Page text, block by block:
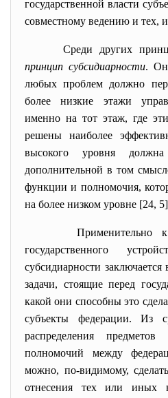
государственной власти
совместному ведению и тех,
Среди других
принцип субсидиарности. Он
любых проблем должно
более низкие этажи
именно на тот этаж, где
решены наиболее
высокого уровня
дополнительной в том
функции и полномочия,
на более низком уровне [24,
Применительно
государственного
субсидиарности
задачи, стоящие перед
какой они способны это
субъекты федерации. Из
распределения
полномочий между
можно, по-видимому,
отнесения тех или иных